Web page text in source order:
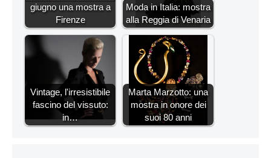
giugno una mostra a
Firenze
Moda in Italia: mostra
alla Reggia di Venaria
Vintage, l'irresistibile
fascino del vissuto:
in…
Marta Marzotto: una
mostra in onore dei
suoi 80 anni